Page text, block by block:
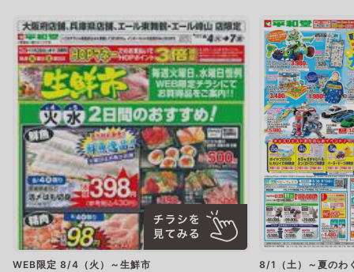
WEB限定 8/4（火）～生鮮市 8/1（土）～夏のわ